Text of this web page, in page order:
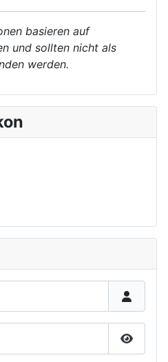
basieren auf
und sollten nicht als
werden.
Show